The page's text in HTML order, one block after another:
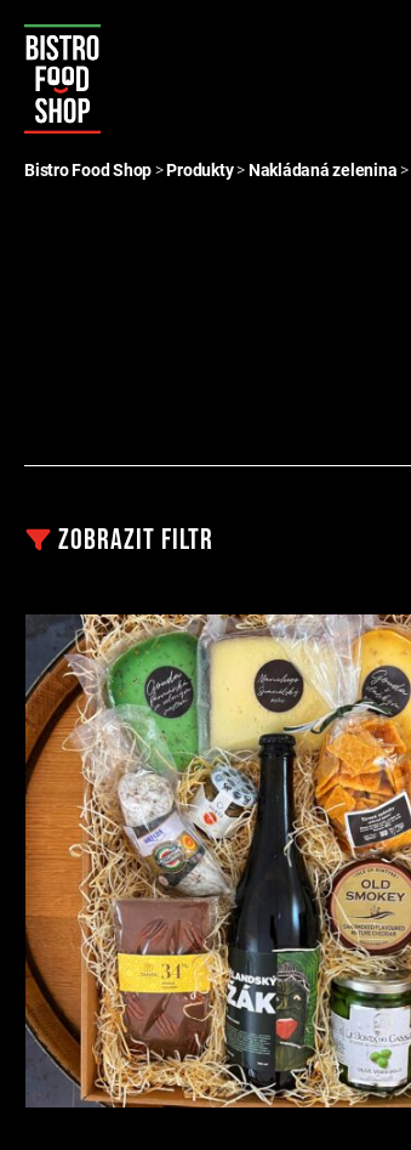
Food
Bistro Food Shop>Produkty>Nakládaná zelenina>
Zobrazit filtr